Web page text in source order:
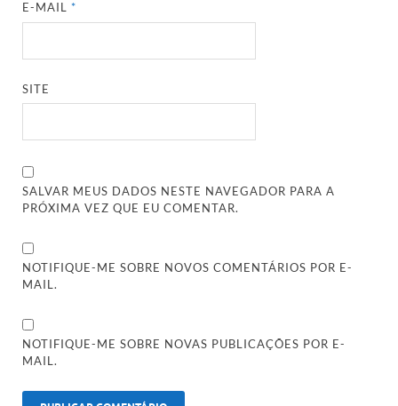
E-MAIL*
SITE
SALVAR MEUS DADOS NESTE NAVEGADOR PARA A
PRÓXIMA VEZ QUE EU COMENTAR.
NOTIFIQUE-ME SOBRE NOVOS COMENTÁRIOS POR E-
MAIL.
NOTIFIQUE-ME SOBRE NOVAS PUBLICAÇÕES POR E-
MAIL.